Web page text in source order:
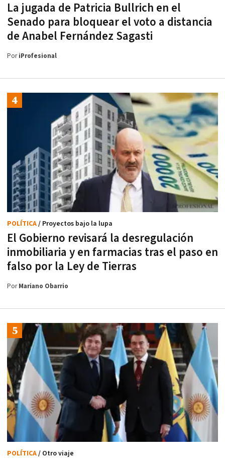
La jugada de Patricia Bullrich en el
Senado para bloquear el voto a distancia
de Anabel Fernández Sagasti
PoriProfesional
El Gobierno revisará la desregulación
inmobiliaria y en farmacias tras el paso en
falso por la Ley de Tierras
POLÍTICA/ Proyectos bajo la lupa
PorMariano Obarrio
POLÍTICA/ Otro viaje